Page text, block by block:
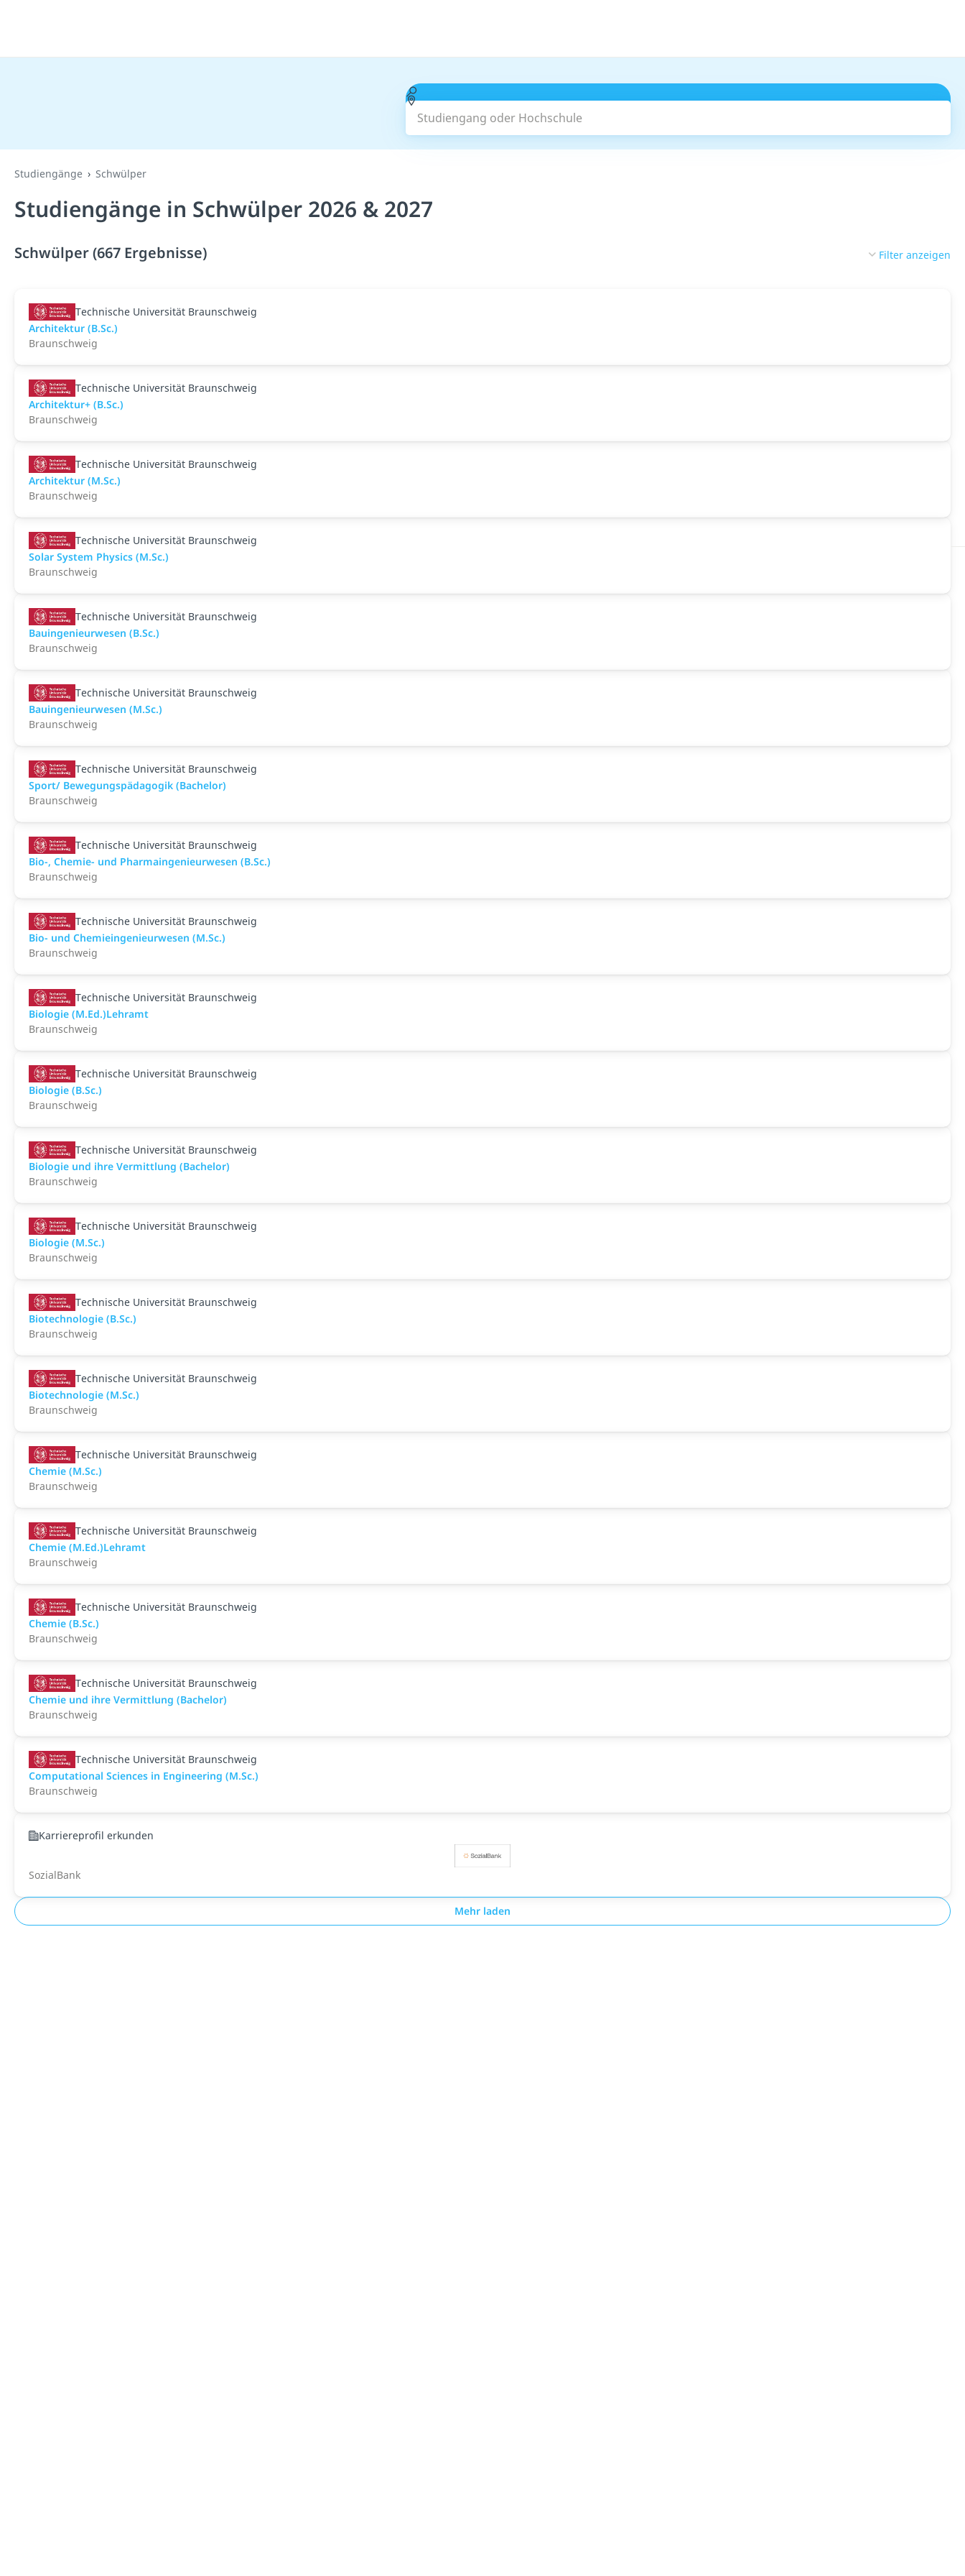
Studiengang oder Hochschule
Studiengänge Schwülper
Studiengänge in Schwülper 2026 & 2027
Schwülper (667 Ergebnisse) Filter anzeigen
Technische Universität Braunschweig
Architektur (B.Sc.)
Braunschweig
Technische Universität Braunschweig
Architektur+ (B.Sc.)
Braunschweig
Technische Universität Braunschweig
Architektur (M.Sc.)
Braunschweig
Technische Universität Braunschweig
Solar System Physics (M.Sc.)
Braunschweig
Technische Universität Braunschweig
Bauingenieurwesen (B.Sc.)
Braunschweig
Technische Universität Braunschweig
Bauingenieurwesen (M.Sc.)
Braunschweig
Technische Universität Braunschweig
Sport/ Bewegungspädagogik (Bachelor)
Braunschweig
Technische Universität Braunschweig
Bio-, Chemie- und Pharmaingenieurwesen (B.Sc.)
Braunschweig
Technische Universität Braunschweig
Bio- und Chemieingenieurwesen (M.Sc.)
Braunschweig
Technische Universität Braunschweig
Biologie (M.Ed.)Lehramt
Braunschweig
Technische Universität Braunschweig
Biologie (B.Sc.)
Braunschweig
Technische Universität Braunschweig
Biologie und ihre Vermittlung (Bachelor)
Braunschweig
Technische Universität Braunschweig
Biologie (M.Sc.)
Braunschweig
Technische Universität Braunschweig
Biotechnologie (B.Sc.)
Braunschweig
Technische Universität Braunschweig
Biotechnologie (M.Sc.)
Braunschweig
Technische Universität Braunschweig
Chemie (M.Sc.)
Braunschweig
Technische Universität Braunschweig
Chemie (M.Ed.)Lehramt
Braunschweig
Technische Universität Braunschweig
Chemie (B.Sc.)
Braunschweig
Technische Universität Braunschweig
Chemie und ihre Vermittlung (Bachelor)
Braunschweig
Technische Universität Braunschweig
Computational Sciences in Engineering (M.Sc.)
Braunschweig
Karriereprofil erkunden
SozialBank
Mehr laden